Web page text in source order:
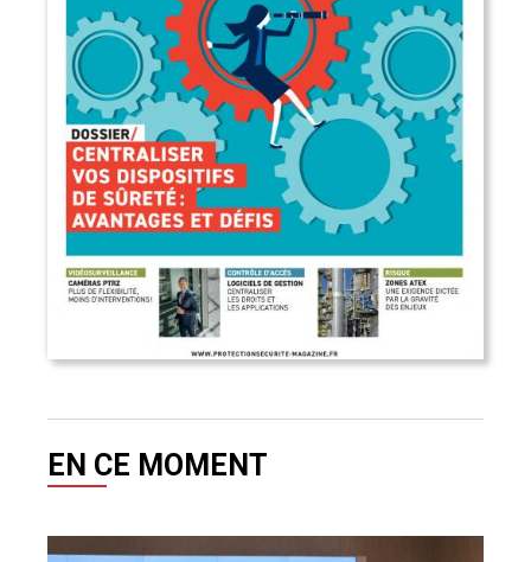
EN CE MOMENT